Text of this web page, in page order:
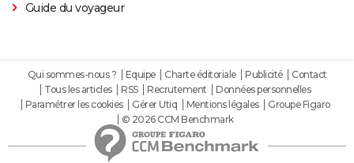
Guide du voyageur
Qui sommes-nous ? Equipe Charte éditoriale Publicité
Contact
Tous les articles
RSS Recrutement
Données personnelles
Paramétrer les cookies
Gérer Utiq Mentions légales
Groupe Figaro
© 2026 CCM Benchmark